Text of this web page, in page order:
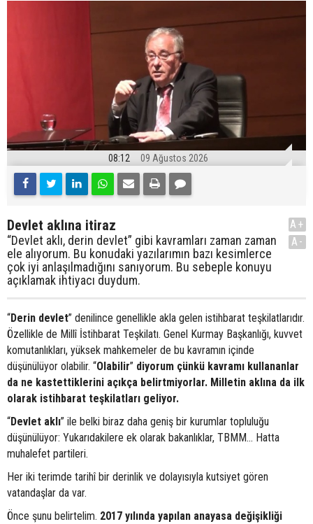
08:12 09 Ağustos 2026
Devlet aklına itiraz
“Devlet aklı, derin devlet” gibi kavramları zaman zaman
ele alıyorum. Bu konudaki yazılarımın bazı kesimlerce
çok iyi anlaşılmadığını sanıyorum. Bu sebeple konuyu
açıklamak ihtiyacı duydum.
A+
A-
“Derin devlet” denilince genellikle akla gelen istihbarat teşkilatlarıdır.
Özellikle de Millî İstihbarat Teşkilatı. Genel Kurmay Başkanlığı, kuvvet
komutanlıkları, yüksek mahkemeler de bu kavramın içinde
düşünülüyor olabilir. “Olabilir” diyorum çünkü kavramı kullananlar
da ne kastettiklerini açıkça belirtmiyorlar. Milletin aklına da ilk
olarak istihbarat teşkilatları geliyor.
“Devlet aklı” ile belki biraz daha geniş bir kurumlar topluluğu
düşünülüyor: Yukarıdakilere ek olarak bakanlıklar, TBMM… Hatta
muhalefet partileri.
Her iki terimde tarihî bir derinlik ve dolayısıyla kutsiyet gören
vatandaşlar da var.
Önce şunu belirtelim. 2017 yılında yapılan anayasa değişikliği